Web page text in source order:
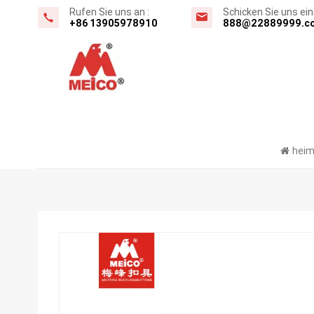
Rufen Sie uns an :
+86 13905978910
Schicken Sie uns